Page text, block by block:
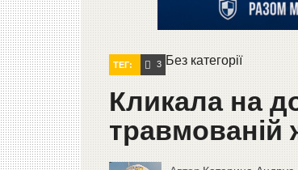
Без категорії
ТЕГ: 3
Кликала на
травмованій